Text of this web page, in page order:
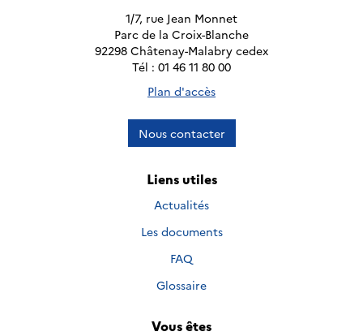
1/7, rue Jean Monnet
Parc de la Croix-Blanche
92298 Châtenay-Malabry cedex
Tél : 01 46 11 80 00
Plan d'accès
Nous contacter
Liens utiles
Actualités
Les documents
FAQ
Glossaire
Vous êtes